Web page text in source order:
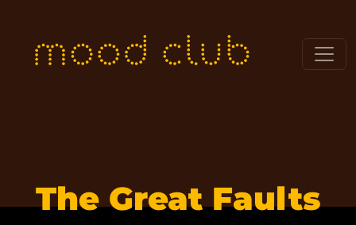
The Great Faults